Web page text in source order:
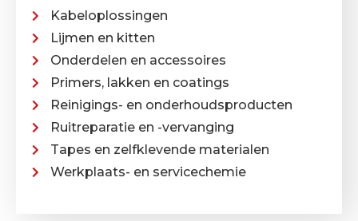
Kabeloplossingen
Lijmen en kitten
Onderdelen en accessoires
Primers, lakken en coatings
Reinigings- en onderhoudsproducten
Ruitreparatie en -vervanging
Tapes en zelfklevende materialen
Werkplaats- en servicechemie